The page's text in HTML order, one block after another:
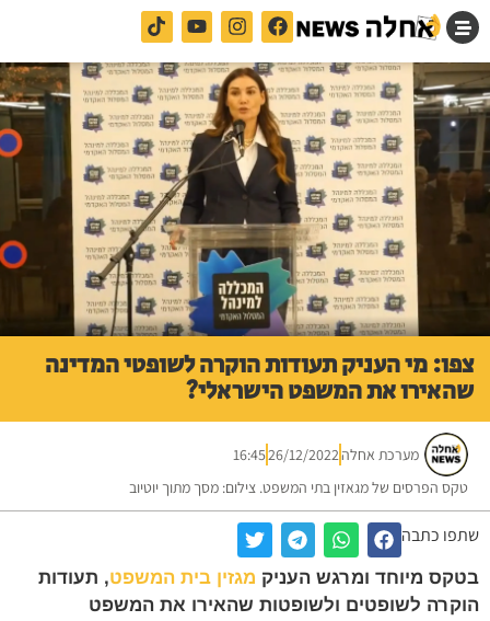
צפו: מי העניק תעודות הוקרה לשופטי המדינה
שהאירו את המשפט הישראלי?
מערכת אחלה26/12/2022
16:45
טקס הפרסים של מגאזין בתי המשפט. צילום: מסך מתוך יוטיוב
שתפו כתבה
בטקס מיוחד ומרגש העניק מגזין בית המשפט, תעודות
הוקרה לשופטים ולשופטות שהאירו את המשפט